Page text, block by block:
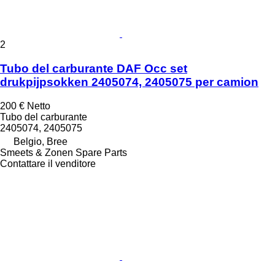
2
Tubo del carburante DAF Occ set
drukpijpsokken 2405074, 2405075 per camion
200 € Netto
Tubo del carburante
2405074, 2405075
Belgio, Bree
Smeets & Zonen Spare Parts
Contattare il venditore